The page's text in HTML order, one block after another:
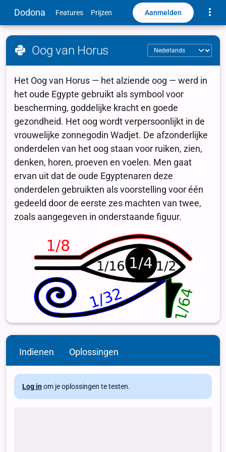
Dodona Features Prijzen Aanmelden
Oog van Horus
Indienen Oplossingen
Log in om je oplossingen te testen.